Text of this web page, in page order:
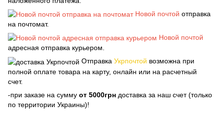
Новой почтой отправка
на почтомат.
Новой почтой
адресная отправка курьером.
Отправка Укрпочтой возможна при
полной оплате товара на карту, онлайн или на расчетный
счет.
-при заказе на сумму от 5000грн доставка за наш счет (только
по территории Украины)!